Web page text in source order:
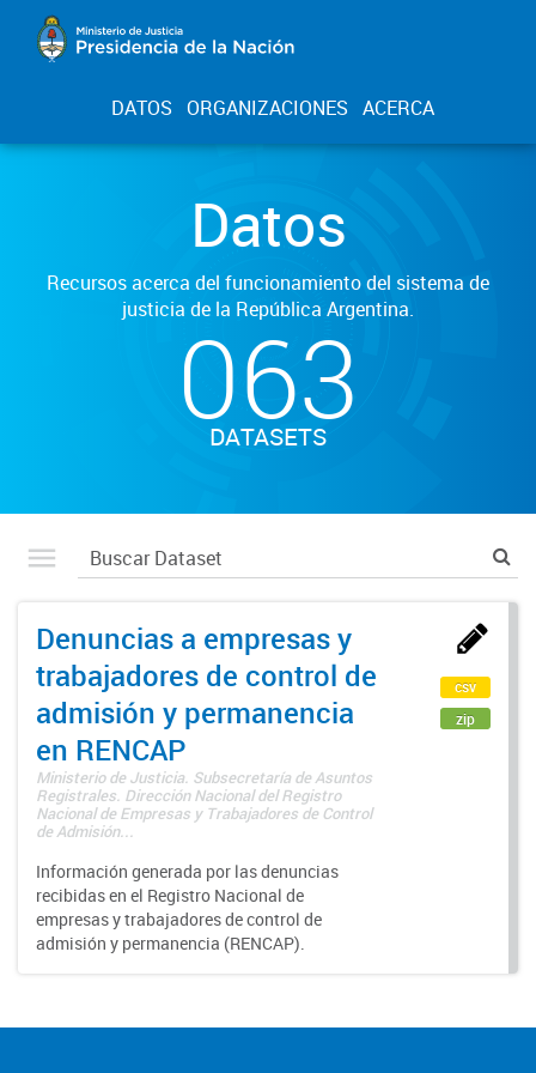
DATOS ORGANIZACIONES ACERCA
Datos
Recursos acerca del funcionamiento del sistema de
justicia de la República Argentina.
063
DATASETS
Denuncias a empresas y
trabajadores de control de
admisión y permanencia
en RENCAP
Ministerio de Justicia. Subsecretaría de Asuntos
Registrales. Dirección Nacional del Registro
Nacional de Empresas y Trabajadores de Control
de Admisión...
Información generada por las denuncias
recibidas en el Registro Nacional de
empresas y trabajadores de control de
admisión y permanencia (RENCAP).
csv
zip